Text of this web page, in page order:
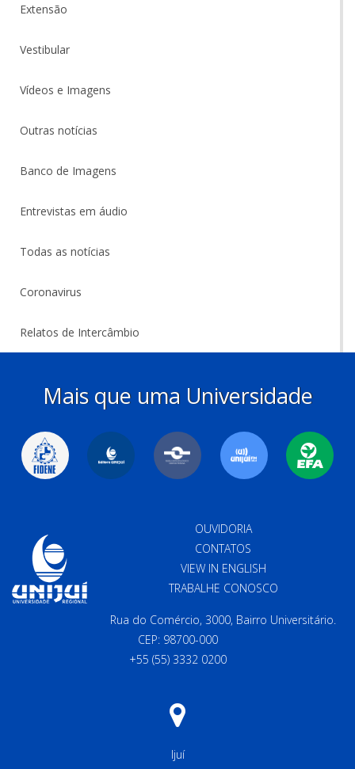
Extensão
Vestibular
Vídeos e Imagens
Outras notícias
Banco de Imagens
Entrevistas em áudio
Todas as notícias
Coronavirus
Relatos de Intercâmbio
Mais que uma Universidade
OUVIDORIA
CONTATOS
VIEW IN ENGLISH
TRABALHE CONOSCO
Rua do Comércio, 3000, Bairro Universitário.
CEP: 98700-000
+55 (55) 3332 0200
Ijuí